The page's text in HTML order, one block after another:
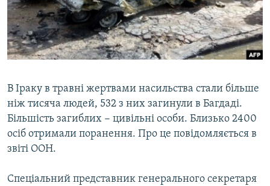
ДЕПОРТАЦІЯ
ВІДЕОУРОКИ «ELIFBE»
СВІДЧЕННЯ ОКУПАЦІЇ
ІНФОГРАФІКА
ЯК ОБІЙТИ БЛОКУВАННЯ
Русский
Qırımtatar
ДОЛУЧАЙСЯ!
Усі сайти RFE/RL
В Іраку в травні жертвами насильства стали більше
ніж тисяча людей, 532 з них загинули в Багдаді.
Більшість загиблих − цивільні особи. Близько 2400
осіб отримали поранення. Про це повідомляється в
звіті ООН.
Спеціальний представник генерального секретаря